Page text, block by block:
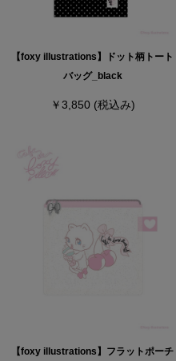
【foxy illustrations】ドット柄トート
バッグ_black
￥3,850 (税込み)
【foxy illustrations】フラットポーチ